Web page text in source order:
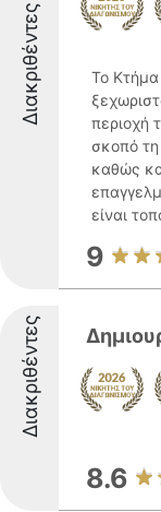
Διακριθέντες
Το Κτήμα
περιοχή
σκοπό
καθώς
είναι
9
Διακριθέντες
8.6